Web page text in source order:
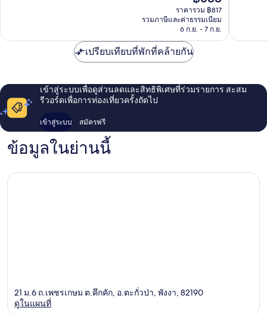
ปัจจุบัน
คือ
฿688
ราคารวม ฿817
รวมภาษีและค่าธรรมเนียม
6 ก.ย. - 7 ก.ย.
เปรียบเทียบที่พักที่คล้ายกัน
เข้าสู่ระบบเพื่อดูส่วนลดและสิทธิพิเศษที่ร่วมรายการ สะสม
รีวอร์ดเพื่อการท่องเที่ยวครั้งถัดไป
เข้าสู่ระบบ สมัครฟรี
ข้อมูลในย่านนี้
21 ม.6 ถ.เพชรเกษม ต.คึกคัก, อ.ตะกั่วป่า, พังงา, 82190
ดูในแผนที่